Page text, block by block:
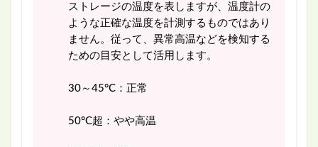
ストレージの温度を表しますが、温度計の
ような正確な温度を計測するものではあり
ません。従って、異常高温などを検知する
ための目安として活用します。
30～45°C：正常
50°C超：やや高温